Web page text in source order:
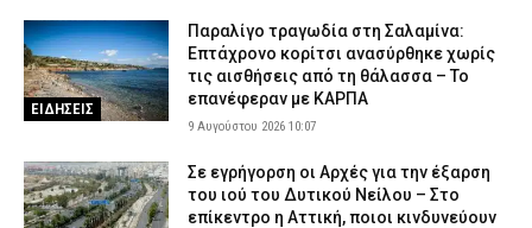
ΕΙΔΗΣΕΙΣ
Παραλίγο τραγωδία στη Σαλαμίνα:
Επτάχρονο κορίτσι ανασύρθηκε χωρίς
τις αισθήσεις από τη θάλασσα – Το
επανέφεραν με ΚΑΡΠΑ
9 Αυγούστου 2026 10:07
Σε εγρήγορση οι Αρχές για την έξαρση
του ιού του Δυτικού Νείλου – Στο
επίκεντρο η Αττική, ποιοι κινδυνεύουν